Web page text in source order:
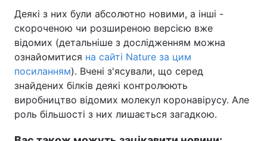
Деякі з них були абсолютно новими, а інші -
скороченою чи розширеною версією вже
відомих (детальніше з дослідженням можна
ознайомитися на сайті Nature за цим
посиланням). Вчені з'ясували, що серед
знайдених білків деякі контролюють
виробництво відомих молекул коронавірусу. Але
роль більшості з них лишається загадкою.